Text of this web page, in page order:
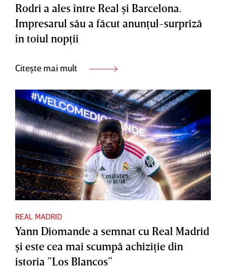
Rodri a ales între Real şi Barcelona.
Impresarul său a făcut anunţul-surpriză
în toiul nopţii
Citește mai mult
REAL MADRID
Yann Diomande a semnat cu Real Madrid
şi este cea mai scumpă achiziţie din
istoria ”Los Blancos”